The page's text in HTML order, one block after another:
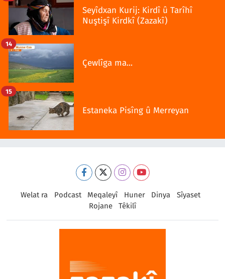
Seyîdxan Kurij: Kirdî û Tarîhî
Nuştişî Kirdkî (Zazakî)
Çewlîga ma...
14
Estaneka Pisîng û Merreyan
15
Welat ra Podcast Meqaleyî Huner Dinya
Sîyaset
Rojane
Têkilî